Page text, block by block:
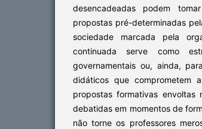
desencadeadas podem
propostas pré-determinadas
sociedade marcada pela
continuada serve como
governamentais ou, ainda,
didáticos que comprometem
propostas formativas envoltas
debatidas em momentos de
não torne os professores